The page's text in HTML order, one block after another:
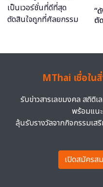
“
ตั
MThai เชื่อใน
รับข่าวสารเลขมงคล สถิติเ
พร้อมแน
ลุ้นรับรางวัลจากกิจกรรมเส
เปิดสมัครส